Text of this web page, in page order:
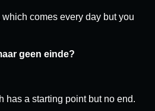
comes every day but you
geen einde?
has a starting point but no end.